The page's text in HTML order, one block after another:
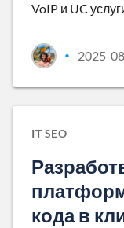
VoIP и UC
• 2025-
IT SEO
кода в